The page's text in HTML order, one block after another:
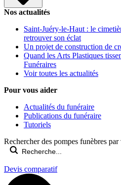
Nos actualités
Saint-Juéry-le-Haut : le
retrouver son éclat
Un projet de construction de
Quand les Arts Plastiques
Funéraires
Voir toutes les actualités
Pour vous aider
Actualités du funéraire
Publications du funéraire
Tutoriels
Rechercher des pompes funèbres
Devis comparatif